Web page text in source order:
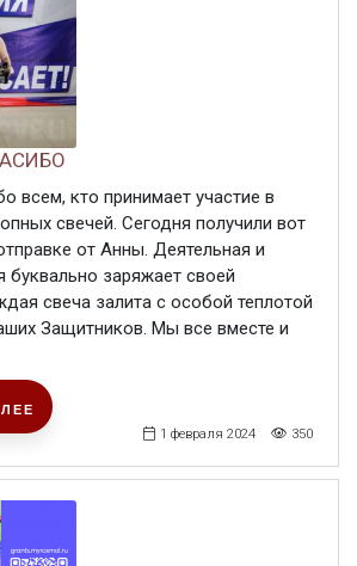
всем, кто принимает участие в
свечей. Сегодня получили вот
от Анны. Деятельная и
буквально заряжает своей
свеча залита с особой теплотой
Защитников. Мы все вместе и
1 февраля 2024 350